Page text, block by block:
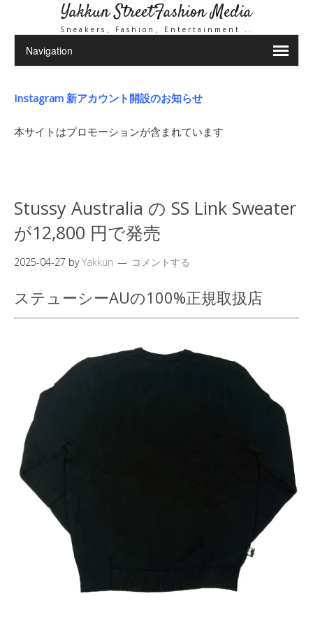
Yakkun StreetFashion Media
Sneakers、Fashion、Entertainment ..
Instagram 新アカウント開設のお知らせ
本サイトはプロモーションが含まれています
Stussy Australia の SS Link Sweater
が12,800 円で発売
2025-04-27 byYakkun コメントする
ステューシーAUの100%正規取扱店